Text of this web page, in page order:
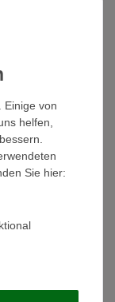
CM
Einige von
helfen,
Sie hier: